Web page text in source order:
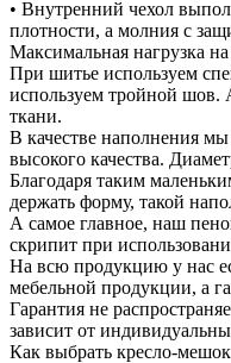
• Внутренний чехол
плотности, а молния с
Максимальная нагрузка
При шитье используем
используем тройной
ткани.
В качестве наполнения
высокого качества.
Благодаря таким
держать форму, такой
А самое главное, наш
скрипит при
На всю продукцию у нас
мебельной продукции, а
Гарантия не
зависит от
Как выбрать кресло-мешок